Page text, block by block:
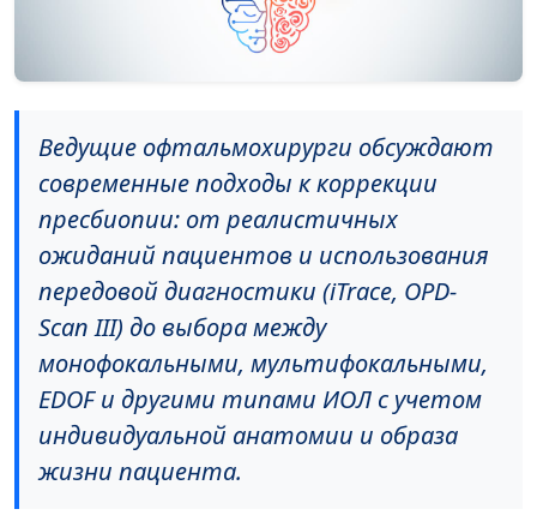
Ведущие офтальмохирурги обсуждают
современные подходы к коррекции
пресбиопии: от реалистичных
ожиданий пациентов и использования
передовой диагностики (iTrace, OPD-
Scan III) до выбора между
монофокальными, мультифокальными,
EDOF и другими типами ИОЛ с учетом
индивидуальной анатомии и образа
жизни пациента.